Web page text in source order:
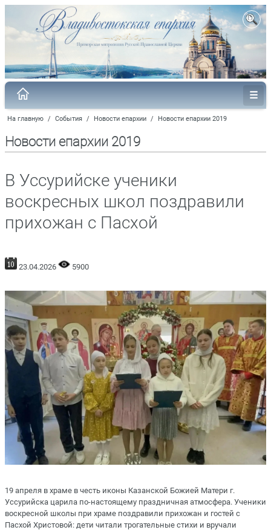
На главную / События / Новости епархии / Новости епархии 2019
Новости епархии 2019
В Уссурийске ученики
воскресных школ поздравили
прихожан с Пасхой
23.04.2026 5900
19 апреля в храме в честь иконы Казанской Божией Матери г.
Уссурийска царила по-настоящему праздничная атмосфера. Ученики
воскресной школы при храме поздравили прихожан и гостей с
Пасхой Христовой: дети читали трогательные стихи и вручали